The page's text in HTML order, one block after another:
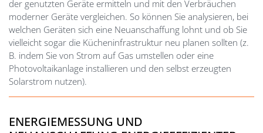
der genutzten Geräte ermitteln und mit den Verbräuchen
moderner Geräte vergleichen. So können Sie analysieren, bei
welchen Geräten sich eine Neuanschaffung lohnt und ob Sie
vielleicht sogar die Kücheninfrastruktur neu planen sollten (z.
B. indem Sie von Strom auf Gas umstellen oder eine
Photovoltaikanlage installieren und den selbst erzeugten
Solarstrom nutzen).
ENERGIEMESSUNG UND